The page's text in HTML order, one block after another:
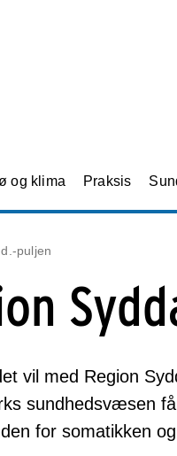
og klima Praksis
puljen
vil med Region
sundhedsvæsen
for somatikken